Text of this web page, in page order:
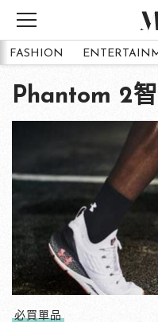
FASHION
Phantom 2
必買單品